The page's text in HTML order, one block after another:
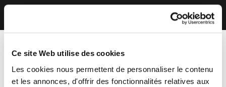
Ce site Web utilise des cookies
Les cookies nous permettent de personnaliser le contenu
et les annonces, d'offrir des fonctionnalités relatives aux